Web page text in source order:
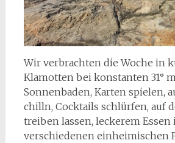
Wir verbrachten die Woche in
Klamotten bei konstanten 31°
Sonnenbaden, Karten spielen,
chilln, Cocktails schlürfen, auf
treiben lassen, leckerem Essen
verschiedenen einheimischen